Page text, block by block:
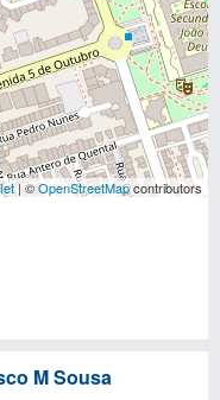
| ©OpenStreetMapcontributors
M Sousa